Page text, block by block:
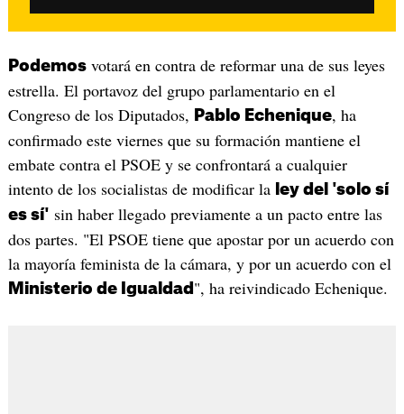
Podemosvotará en contra de reformar una de sus leyes
estrella. El portavoz del grupo parlamentario en el
Congreso de los Diputados, Pablo Echenique, ha
confirmado este viernes que su formación mantiene el
embate contra el PSOE y se confrontará a cualquier
intento de los socialistas de modificar la ley del 'solo sí
es sí' sin haber llegado previamente a un pacto entre las
dos partes. "El PSOE tiene que apostar por un acuerdo con
la mayoría feminista de la cámara, y por un acuerdo con el
Ministerio de Igualdad ", ha reivindicado Echenique.